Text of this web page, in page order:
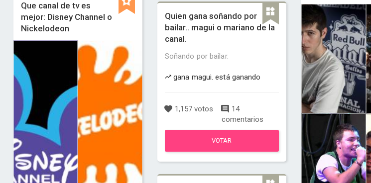
Que canal de tv es
mejor: Disney Channel o
Nickelodeon
Quien gana soñando por
bailar.. magui o mariano de la
canal.
Soñando por bailar.
gana magui. está ganando
1,157 votos
14
comentarios
VOTAR